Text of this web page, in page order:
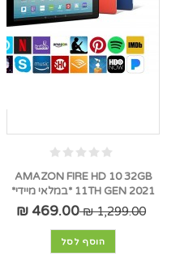
AMAZON FIRE HD 10 32GB
11TH GEN 2021 *במלאי מיידי*
1,299.00 ₪
469.00 ₪
הוסף לסל